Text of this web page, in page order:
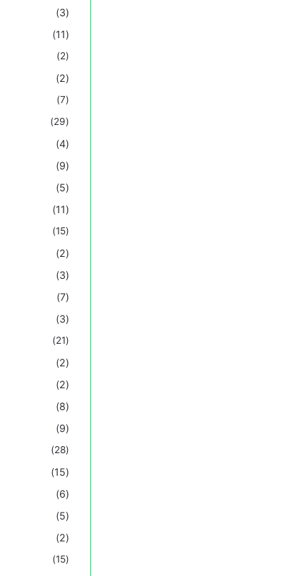
(3)
(11)
(2)
(2)
(7)
(29)
(4)
(9)
(5)
(11)
(15)
(2)
(3)
(7)
(3)
(21)
(2)
(2)
(8)
(9)
(28)
(15)
(6)
(5)
(2)
(15)